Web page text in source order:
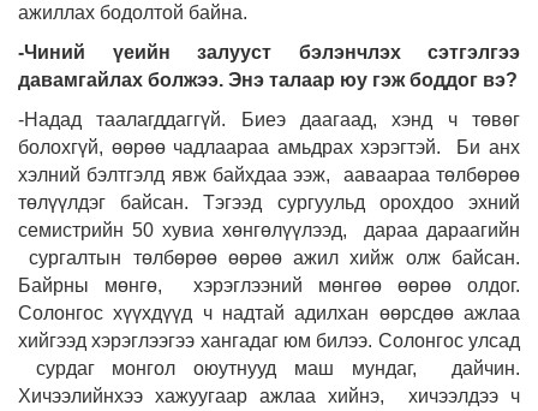
ажиллах бодолтой байна.
-Чиний үеийн залууст бэлэнчлэх сэтгэлгээ
давамгайлах болжээ. Энэ талаар юу гэж боддог вэ?
-Надад таалагддаггүй. Биеэ даагаад, хэнд ч төвөг
болохгүй, өөрөө чадлаараа амьдрах хэрэгтэй. Би анх
хэлний бэлтгэлд явж байхдаа ээж, ааваараа төлбөрөө
төлүүлдэг байсан. Тэгээд сургуульд орохдоо эхний
семистрийн 50 хувиа хөнгөлүүлээд, дараа дараагийн
сургалтын төлбөрөө өөрөө ажил хийж олж байсан.
Байрны мөнгө, хэрэглээний мөнгөө өөрөө олдог.
Солонгос хүүхдүүд ч надтай адилхан өөрсдөө ажлаа
хийгээд хэрэглээгээ хангадаг юм билээ. Солонгос улсад
сурдаг монгол оюутнууд маш мундаг, дайчин.
Хичээлийнхээ хажуугаар ажлаа хийнэ, хичээлдээ ч